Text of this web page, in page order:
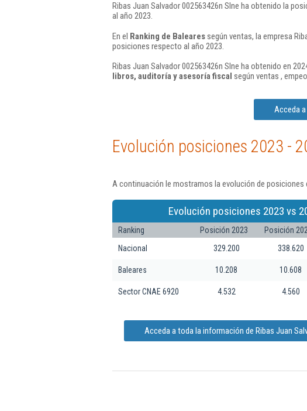
Ribas Juan Salvador 002563426n Slne ha obtenido la
al año 2023.
En el Ranking de Balearessegún ventas, la empresa
posiciones respecto al año 2023.
Ribas Juan Salvador 002563426n Slne ha obtenido en
libros, auditoría y asesoría fiscal según ventas ,
Acceda
Evolución posiciones 2023 -
A continuación le mostramos la evolución de posiciones
Evolución posiciones 2023 vs
Ranking Posición 2023 Posición
Nacional
329.200 338.620
Baleares 10.208 10.608
Sector CNAE 6920 4.532 4.560
Acceda a toda la información de Ribas Juan